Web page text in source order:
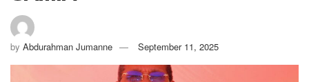
by Abdurahman Jumanne September 11, 2025